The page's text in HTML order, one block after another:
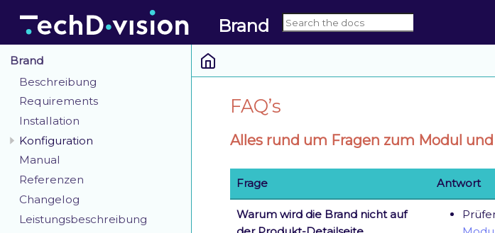
Brand
Brand
Beschreibung
Requirements
Installation
Konfiguration
Manual
Referenzen
Changelog
Leistungsbeschreibung
FAQ’s
Alles rund um Fragen zum Modul
Frage Antwort
Warum wird die Brand nicht auf